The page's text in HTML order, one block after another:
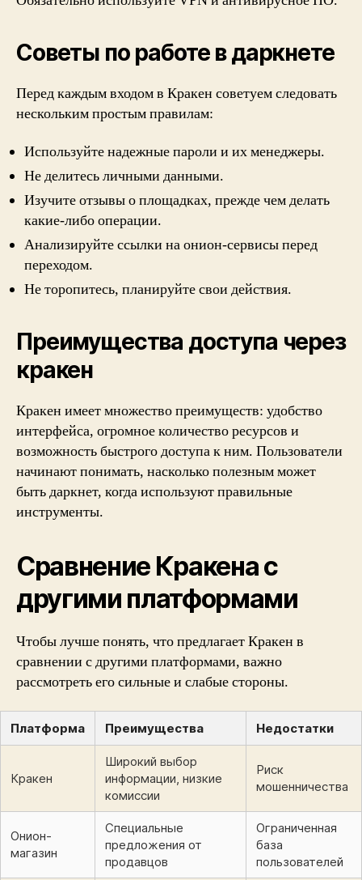
Советы по работе в даркнете
Перед каждым входом в Кракен советуем следовать
нескольким простым правилам:
Используйте надежные пароли и их менеджеры.
Не делитесь личными данными.
Изучите отзывы о площадках, прежде чем делать
какие-либо операции.
Анализируйте ссылки на онион-сервисы перед
переходом.
Не торопитесь, планируйте свои действия.
Преимущества доступа через
кракен
Кракен имеет множество преимуществ: удобство
интерфейса, огромное количество ресурсов и
возможность быстрого доступа к ним. Пользователи
начинают понимать, насколько полезным может
быть даркнет, когда используют правильные
инструменты.
Сравнение Кракена с
другими платформами
Чтобы лучше понять, что предлагает Кракен в
сравнении с другими платформами, важно
рассмотреть его сильные и слабые стороны.
Платформа Преимущества Недостатки
Кракен
Широкий выбор
информации, низкие
комиссии
Риск
мошенничества
Онион-
магазин
Специальные
предложения от
продавцов
Ограниченная
база
пользователей